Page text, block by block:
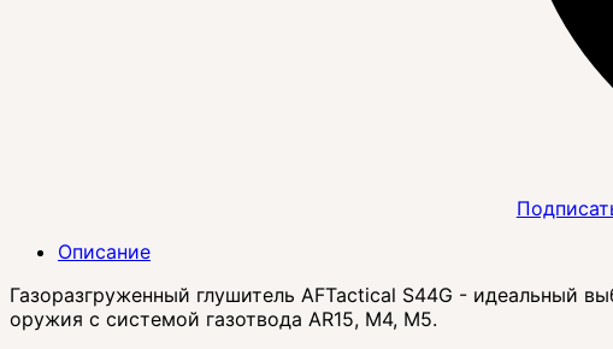
Описание
Газоразгруженный глушитель AFTactical S44G - идеальный
оружия с системой газотвода AR15, M4, M5.